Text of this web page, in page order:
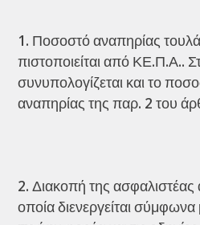
Ποσοστό αναπηρίας
πιστοποιείται από ΚΕ.Π.Α..
συνυπολογίζεται και το
αναπηρίας της παρ. 2 του
Διακοπή της
οποία διενεργείται σύμφωνα